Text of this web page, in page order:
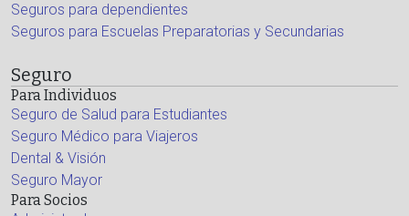
Seguros para dependientes
Seguros para Escuelas Preparatorias y Secundarias
Seguro
Para Individuos
Seguro de Salud para Estudiantes
Seguro Médico para Viajeros
Dental & Visión
Seguro Mayor
Para Socios